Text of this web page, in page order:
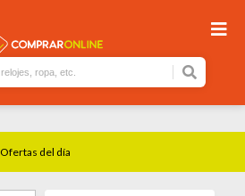
Ofertas del día